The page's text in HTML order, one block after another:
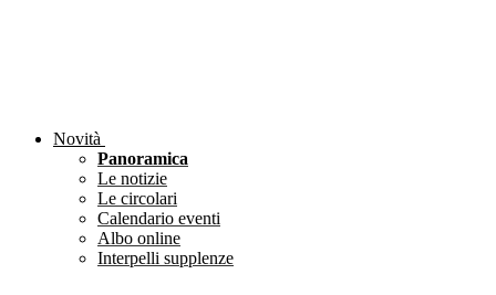
Novità
Panoramica
Le notizie
Le circolari
Calendario eventi
Albo online
Interpelli supplenze